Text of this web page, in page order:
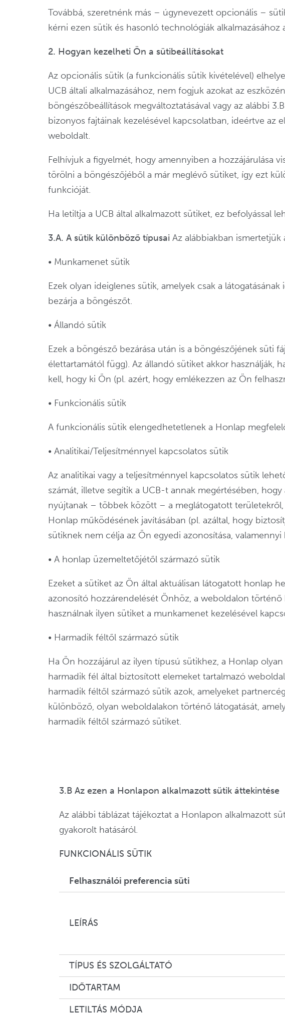
Továbbá, szeretnénk más – úgynevezett opcionális –
kérni ezen sütik és hasonló technológiák
2. Hogyan kezelheti Ön a sütibeállításokat
Az opcionális sütik (a funkcionális sütik kivételével)
UCB általi alkalmazásához, nem fogjuk azokat az
böngészőbeállítások megváltoztatásával vagy az alábbi
bizonyos fajtáinak kezelésével kapcsolatban, ideértve az
weboldalt.
Felhívjuk a figyelmét, hogy amennyiben a hozzájárulása
törölni a böngészőjéből a már meglévő sütiket, így ezt
funkcióját.
Ha letiltja a UCB által alkalmazott sütiket, ez befolyással
3.A. A sütik különböző típusai Az alábbiakban
• Munkamenet sütik
Ezek olyan ideiglenes sütik, amelyek csak a
bezárja a böngészőt.
• Állandó sütik
Ezek a böngésző bezárása után is a böngészőjének süti
élettartamától függ). Az állandó sütiket akkor
kell, hogy ki Ön (pl. azért, hogy emlékezzen az Ön
• Funkcionális sütik
A funkcionális sütik elengedhetetlenek a Honlap
• Analitikai/Teljesítménnyel kapcsolatos sütik
Az analitikai vagy a teljesítménnyel kapcsolatos sütik
számát, illetve segítik a UCB-t annak megértésében,
nyújtanak – többek között – a meglátogatott
Honlap működésének javításában (pl. azáltal, hogy
sütiknek nem célja az Ön egyedi azonosítása,
• A honlap üzemeltetőjétől származó sütik
Ezeket a sütiket az Ön által aktuálisan látogatott honlap
azonosító hozzárendelését Önhöz, a weboldalon
használnak ilyen sütiket a munkamenet kezelésével
• Harmadik féltől származó sütik
Ha Ön hozzájárul az ilyen típusú sütikhez, a Honlap
harmadik fél által biztosított elemeket tartalmazó
harmadik féltől származó sütik azok, amelyeket
különböző, olyan weboldalakon történő látogatását,
harmadik féltől származó sütiket.
3.B Az ezen a Honlapon alkalmazott sütik áttekintése
Az alábbi táblázat tájékoztat a Honlapon alkalmazott
gyakorolt hatásáról.
FUNKCIONÁLIS SÜTIK
Felhasználói preferencia süti
LEÍRÁS
TÍPUS ÉS SZOLGÁLTATÓ
IDŐTARTAM
LETILTÁS MÓDJA